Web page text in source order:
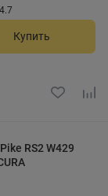
4.7
Купить
RS2 W429